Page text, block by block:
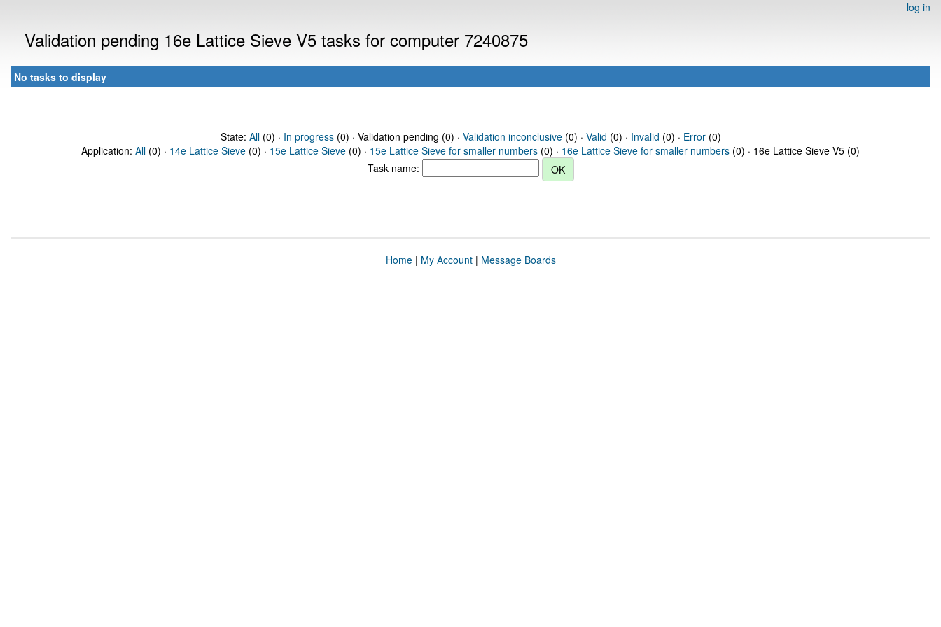
log in
Validation pending 16e Lattice Sieve V5 tasks for computer 7240875
No tasks to display
State: All(0) · In progress(0) · Validation pending (0) · Validation inconclusive(0) · Valid (0) · Invalid (0) · Error(0)
Application: All (0) · 14e Lattice Sieve (0) · 15e Lattice Sieve (0) · 15e Lattice Sieve for smaller numbers (0) · 16e Lattice Sieve for smaller numbers (0) · 16e Lattice Sieve V5 (0)
Task name:
Home| My Account| Message Boards